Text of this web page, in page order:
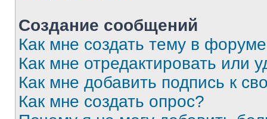
Создание сообщений
Как мне создать тему в
Как мне отредактировать или
Как мне добавить подпись к
Как мне создать опрос?